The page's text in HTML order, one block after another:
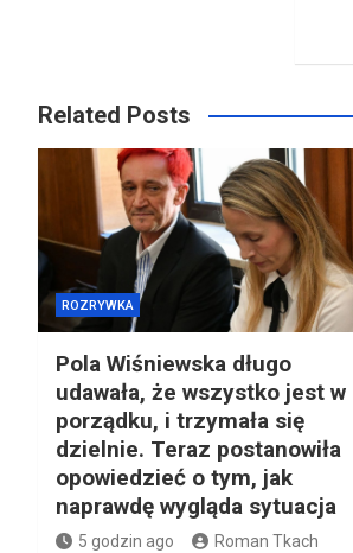
Related Posts
ROZRYWKA
Pola Wiśniewska długo
udawała, że wszystko jest w
porządku, i trzymała się
dzielnie. Teraz postanowiła
opowiedzieć o tym, jak
naprawdę wygląda sytuacja
5 godzin ago Roman Tkach